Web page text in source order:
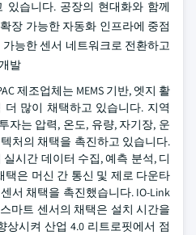
있습니다. 공장의 현대화와 함께
장 가능한 자동화 인프라에 중점
능한 센서 네트워크로 전환하고
발
제조업체는 MEMS 기반, 엣지 활
많이 채택하고 있습니다. 지역
자는 압력, 온도, 유량, 자기장, 운
처의 채택을 촉진하고 있습니다.
시간 데이터 수집, 예측 분석, 디
택은 머신 간 통신 및 제로 다운타
서 채택을 촉진했습니다. IO-Link
마트 센서의 채택은 설치 시간을
상시켜 산업 4.0 리트로핏에서 점